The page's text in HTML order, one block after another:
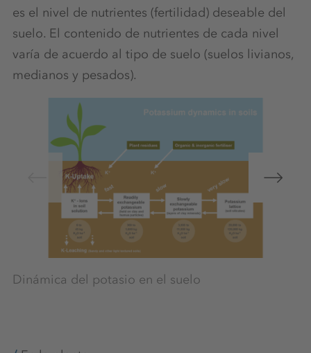
es el nivel de nutrientes (fertilidad) deseable del
suelo. El contenido de nutrientes de cada nivel
varía de acuerdo al tipo de suelo (suelos livianos,
medianos y pesados).
Dinámica del potasio en el suelo